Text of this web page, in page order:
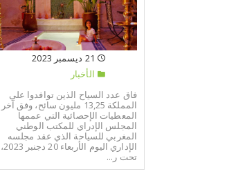
الأخبار
فاق عدد السياح الذين توافدوا على
المملكة 13,25 مليون سائح، وفق آخر
المعطيات الإحصائية التي عممها
المجلس الإدراي للمكتب الوطني
المغربي للسياحة الذي عقد مجلسه
الإداري اليوم الأربعاء 20 دجنبر 2023،
تحت ر...